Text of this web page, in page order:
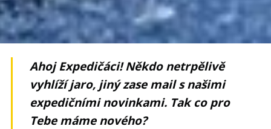
Ahoj Expedičáci! Někdo netrpělivě
vyhlíží jaro, jiný zase mail s našimi
expedičními novinkami. Tak co pro
Tebe máme nového?